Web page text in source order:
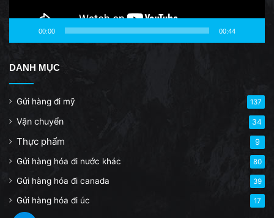
00:00 00:44
DANH MỤC
Gửi hàng đi mỹ 137
Vận chuyển 34
Thực phẩm 9
Gửi hàng hóa đi nước khác 80
Gửi hàng hóa đi canada 39
Gửi hàng hóa đi úc 17